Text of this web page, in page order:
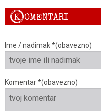
KOMENTARI
Ime / nadimak *(obavezno)
Komentar *(obavezno)